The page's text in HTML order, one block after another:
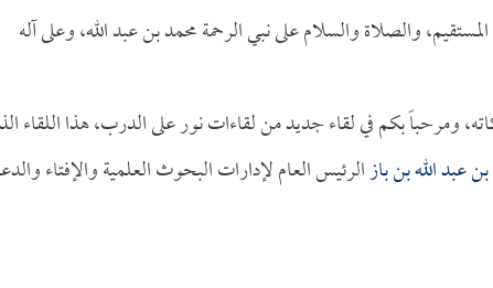
والصلاة والسلام على نبي الرحمة محمد بن عبد الله، وعلى آله
ومرحباً بكم في لقاء جديد من لقاءات نور على الدرب، هذا اللقاء
عبد الله بن بازالرئيس العام لإدارات البحوث العلمية والإفتاء